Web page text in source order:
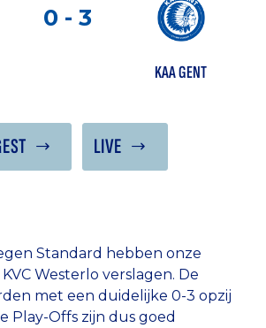
0 - 3
KAA GENT
LIVE
Standard hebben onze
Westerlo verslagen. De
met een duidelijke 0-3 opzij
Play-Offs zijn dus goed